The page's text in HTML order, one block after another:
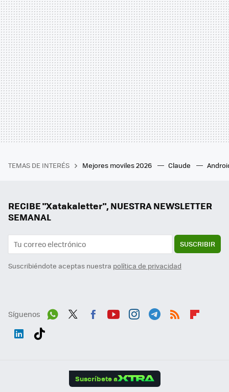
TEMAS DE INTERÉS Mejores moviles 2026 Claude
RECIBE "Xatakaletter", NUESTRA NEWSLETTER
SEMANAL
SUSCRIBIR
Suscribiéndote aceptas nuestra política de privacidad
Síguenos
Suscríbete a